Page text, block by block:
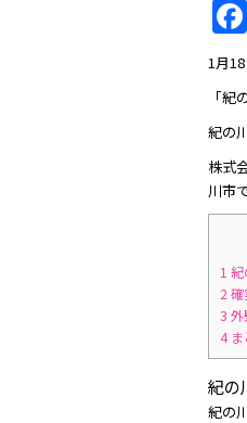
1月
「
紀の
株式
川市
1 紀
2確
3 外
4ま
紀の
紀の